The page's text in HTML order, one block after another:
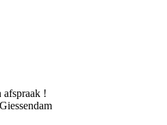
afspraak !